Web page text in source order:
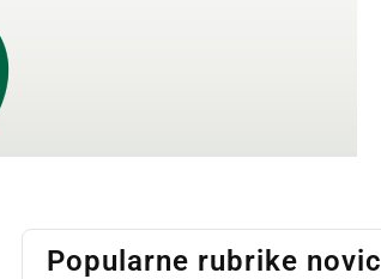
Popularne rubrike novic